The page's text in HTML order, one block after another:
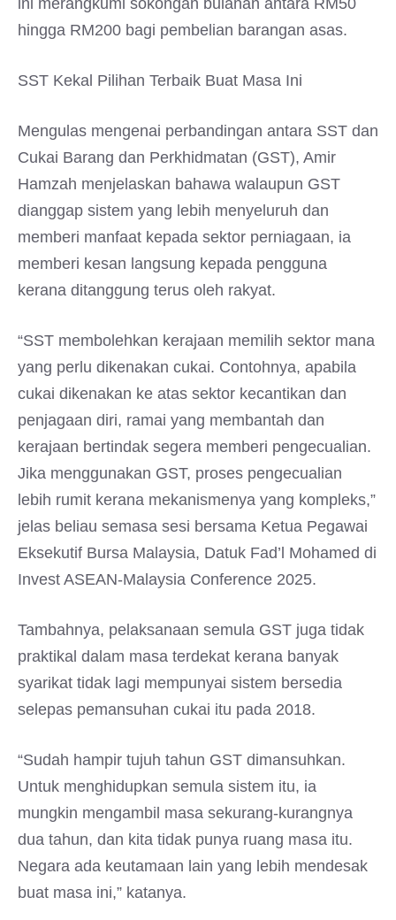
ini merangkumi sokongan bulanan antara RM50
hingga RM200 bagi pembelian barangan asas.
SST Kekal Pilihan Terbaik Buat Masa Ini
Mengulas mengenai perbandingan antara SST dan
Cukai Barang dan Perkhidmatan (GST), Amir
Hamzah menjelaskan bahawa walaupun GST
dianggap sistem yang lebih menyeluruh dan
memberi manfaat kepada sektor perniagaan, ia
memberi kesan langsung kepada pengguna
kerana ditanggung terus oleh rakyat.
“SST membolehkan kerajaan memilih sektor mana
yang perlu dikenakan cukai. Contohnya, apabila
cukai dikenakan ke atas sektor kecantikan dan
penjagaan diri, ramai yang membantah dan
kerajaan bertindak segera memberi pengecualian.
Jika menggunakan GST, proses pengecualian
lebih rumit kerana mekanismenya yang kompleks,”
jelas beliau semasa sesi bersama Ketua Pegawai
Eksekutif Bursa Malaysia, Datuk Fad’l Mohamed di
Invest ASEAN-Malaysia Conference 2025.
Tambahnya, pelaksanaan semula GST juga tidak
praktikal dalam masa terdekat kerana banyak
syarikat tidak lagi mempunyai sistem bersedia
selepas pemansuhan cukai itu pada 2018.
“Sudah hampir tujuh tahun GST dimansuhkan.
Untuk menghidupkan semula sistem itu, ia
mungkin mengambil masa sekurang-kurangnya
dua tahun, dan kita tidak punya ruang masa itu.
Negara ada keutamaan lain yang lebih mendesak
buat masa ini,” katanya.